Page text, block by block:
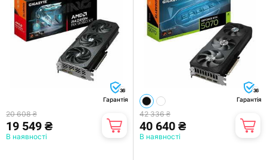
36
Гарантія
20 608 ₴
19 549 ₴
В наявності
36
Гарантія
42 336 ₴
40 640 ₴
В наявності